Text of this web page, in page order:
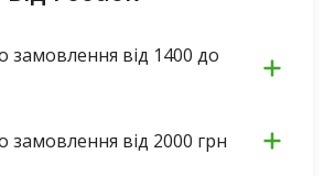
замовлення від 1400 до
замовлення від 2000 грн